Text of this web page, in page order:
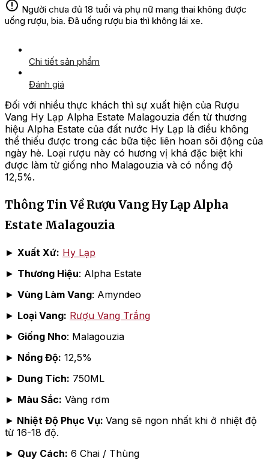
Người chưa đủ 18 tuổi và phụ nữ mang thai không được
uống rượu, bia. Đã uống rượu bia thì không lái xe.
Chi tiết sản phẩm
Đánh giá
Đối với nhiều thực khách thì sự xuất hiện của Rượu
Vang Hy Lạp Alpha Estate Malagouzia đến từ thương
hiệu Alpha Estate của đất nước Hy Lạp là điều không
thể thiếu được trong các bữa tiệc liên hoan sôi động của
ngày hè. Loại rượu này có hương vị khá đặc biệt khi
được làm từ giống nho Malagouzia và có nồng độ
12,5%.
Thông Tin Về Rượu Vang Hy Lạp Alpha
Estate Malagouzia
► Xuất Xứ: Hy Lạp
► Thương Hiệu: Alpha Estate
► Vùng Làm Vang: Amyndeo
► Loại Vang: Rượu Vang Trắng
► Giống Nho: Malagouzia
► Nồng Độ: 12,5%
► Dung Tích: 750ML
► Màu Sắc: Vàng rơm
► Nhiệt Độ Phục Vụ: Vang sẽ ngon nhất khi ở nhiệt độ
từ 16-18 độ.
► Quy Cách: 6 Chai / Thùng